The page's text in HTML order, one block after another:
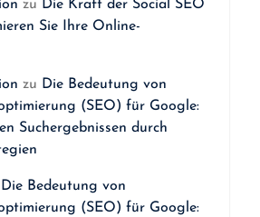
zu Die Kraft der Social SEO
Sie Ihre Online-
zu Die Bedeutung von
(SEO) für Google:
Suchergebnissen durch
Die Bedeutung von
(SEO) für Google: